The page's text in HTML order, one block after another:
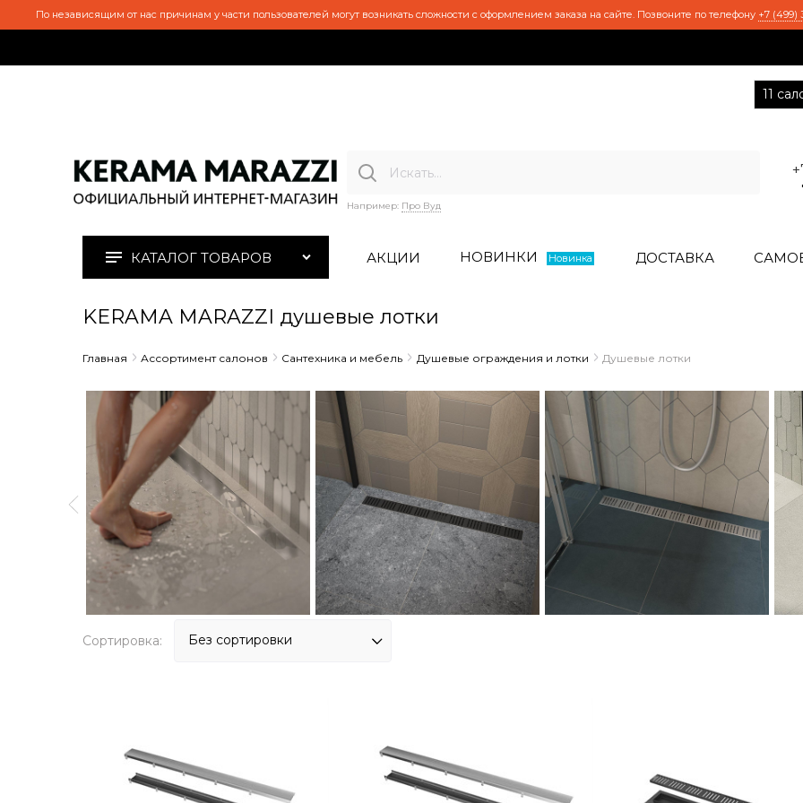
По независящим от нас причинам у части пользователей могут возникать сложности с оформлением заказа на сайте. Позвоните по телефону +7 (499)
11
Например: Про Вуд
КАТАЛОГ ТОВАРОВ АКЦИИ НОВИНКИ Новинка ДОСТАВКА
KERAMA MARAZZI душевые лотки
Главная Ассортимент салонов Сантехника и мебель Душевые ограждения и лотки Душевые лотки
Сортировка: